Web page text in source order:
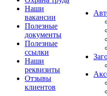
Наши
вакансии
Полезные
документы
Полезные
ссылки
Наши
реквизиты
Отзывы
клиентов